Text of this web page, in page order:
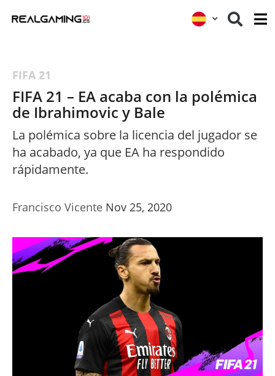
FIFA 21
FIFA 21 – EA acaba con la polémica
de Ibrahimovic y Bale
La polémica sobre la licencia del jugador se
ha acabado, ya que EA ha respondido
rápidamente.
Francisco Vicente Nov 25, 2020